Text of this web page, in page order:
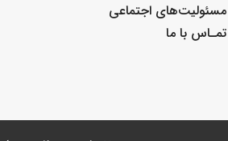
مسئولیت‌های اجتماعی
تمـاس با ما